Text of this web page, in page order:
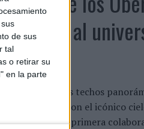
de sus
tal
o retirar su
en la parte
al
interviene los techos
de vehículos con el icónico
presentar su primera